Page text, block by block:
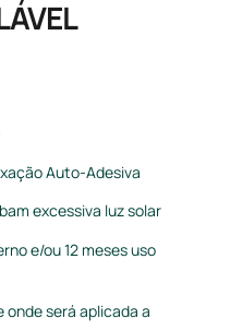
Auto-Adesiva
excessiva luz solar
e/ou 12 meses uso
onde será aplicada a